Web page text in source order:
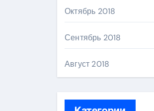
Октябрь 2018
Сентябрь 2018
Август 2018